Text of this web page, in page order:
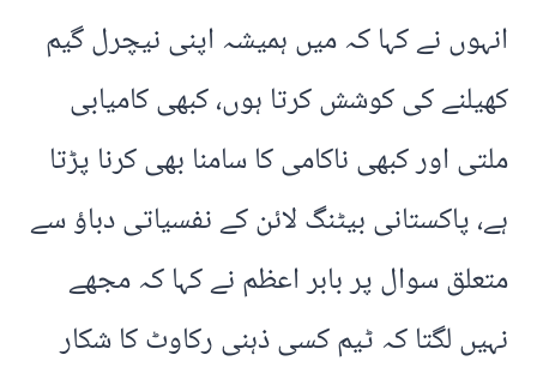
انہوں نے کہا کہ میں ہمیشہ اپنی نیچرل گیم
کھیلنے کی کوشش کرتا ہوں، کبھی کامیابی
ملتی اور کبھی ناکامی کا سامنا بھی کرنا پڑتا
ہے، پاکستانی بیٹنگ لائن کے نفسیاتی دباؤ سے
متعلق سوال پر بابر اعظم نے کہا کہ مجھے
نہیں لگتا کہ ٹیم کسی ذہنی رکاوٹ کا شکار